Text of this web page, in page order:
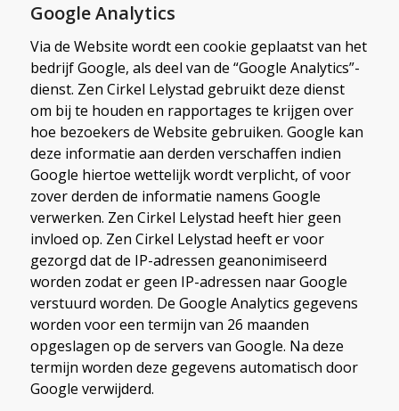
Google Analytics
Via de Website wordt een cookie geplaatst van het
bedrijf Google, als deel van de “Google Analytics”-
dienst. Zen Cirkel Lelystad gebruikt deze dienst
om bij te houden en rapportages te krijgen over
hoe bezoekers de Website gebruiken. Google kan
deze informatie aan derden verschaffen indien
Google hiertoe wettelijk wordt verplicht, of voor
zover derden de informatie namens Google
verwerken. Zen Cirkel Lelystad heeft hier geen
invloed op. Zen Cirkel Lelystad heeft er voor
gezorgd dat de IP-adressen geanonimiseerd
worden zodat er geen IP-adressen naar Google
verstuurd worden. De Google Analytics gegevens
worden voor een termijn van 26 maanden
opgeslagen op de servers van Google. Na deze
termijn worden deze gegevens automatisch door
Google verwijderd.